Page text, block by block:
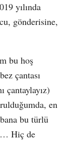
yılında
gönderisine,
bu hoş
çantası
çantaylayız)
en
bu türlü
Hiç de